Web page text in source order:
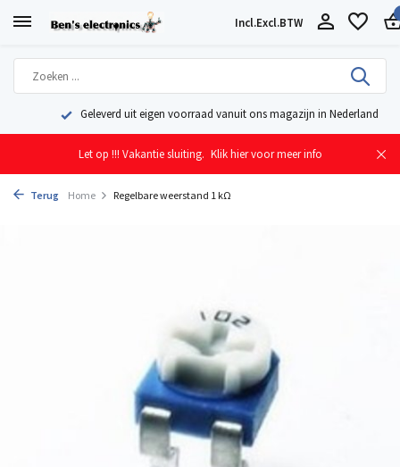
Incl.Excl.BTW
Geleverd uit eigen voorraad vanuit ons magazijn in Nederland
Let op !!! Vakantie sluiting. Klik hier voor meer info
Terug Home Regelbare weerstand 1 kΩ